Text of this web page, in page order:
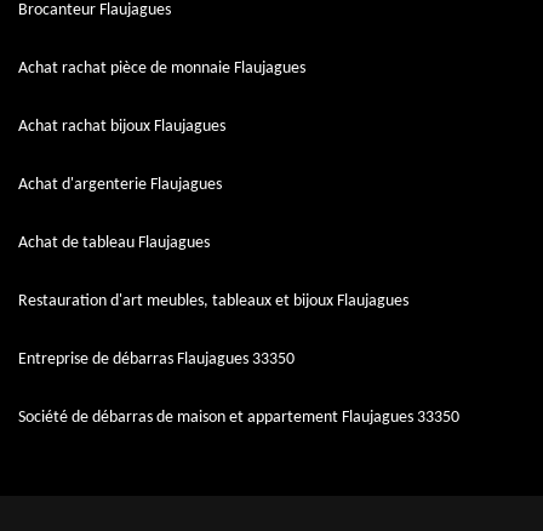
Brocanteur Flaujagues
Achat rachat pièce de monnaie Flaujagues
Achat rachat bijoux Flaujagues
Achat d'argenterie Flaujagues
Achat de tableau Flaujagues
Restauration d'art meubles, tableaux et bijoux Flaujagues
Entreprise de débarras Flaujagues 33350
Société de débarras de maison et appartement Flaujagues 33350